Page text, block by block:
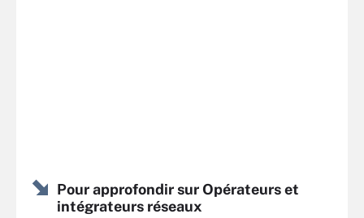
Pour approfondir sur Opérateurs et
intégrateurs réseaux